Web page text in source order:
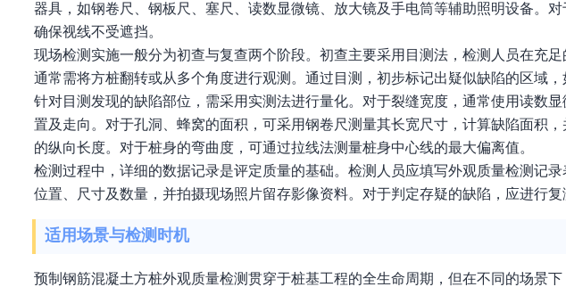
器具，如钢卷尺、钢板尺、塞尺、读数显微镜、放大镜及手电筒等辅助照明设备。
确保视线不受遮挡。
现场检测实施一般分为初查与复查两个阶段。初查主要采用目测法，检测人员在充
通常需将方桩翻转或从多个角度进行观测。通过目测，初步标记出疑似缺陷的区域，
针对目测发现的缺陷部位，需采用实测法进行量化。对于裂缝宽度，通常使用读数
置及走向。对于孔洞、蜂窝的面积，可采用钢卷尺测量其长宽尺寸，计算缺陷面积
的纵向长度。对于桩身的弯曲度，可通过拉线法测量桩身中心线的最大偏离值。
检测过程中，详细的数据记录是评定质量的基础。检测人员应填写外观质量检测记
位置、尺寸及数量，并拍摄现场照片留存影像资料。对于判定存疑的缺陷，应进行
适用场景与检测时机
预制钢筋混凝土方桩外观质量检测贯穿于桩基工程的全生命周期，但在不同的场景下